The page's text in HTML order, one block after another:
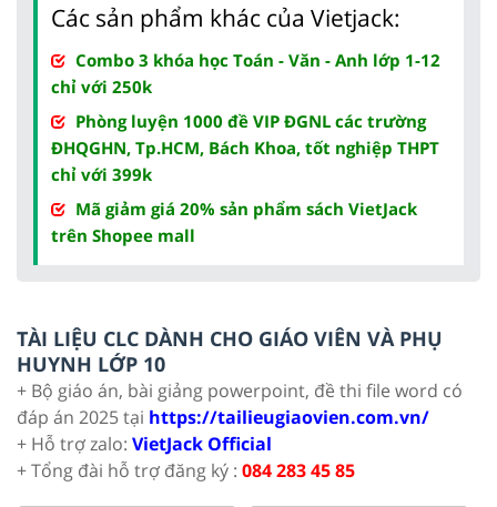
Các sản phẩm khác của Vietjack:
Combo 3 khóa học Toán - Văn - Anh lớp 1-12
chỉ với 250k
Phòng luyện 1000 đề VIP ĐGNL các trường
ĐHQGHN, Tp.HCM, Bách Khoa, tốt nghiệp THPT
chỉ với 399k
Mã giảm giá 20% sản phẩm sách VietJack
trên Shopee mall
TÀI LIỆU CLC DÀNH CHO GIÁO VIÊN VÀ PHỤ
HUYNH LỚP 10
+ Bộ giáo án, bài giảng powerpoint, đề thi file word có
đáp án 2025 tại https://tailieugiaovien.com.vn/
+ Hỗ trợ zalo: VietJack Official
+ Tổng đài hỗ trợ đăng ký : 084 283 45 85